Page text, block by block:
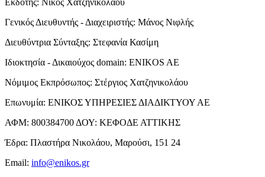
Εκδότης: Νίκος Χατζηνικολάου
Γενικός Διευθυντής - Διαχειριστής: Μάνος Νιφλής
Διευθύντρια Σύνταξης: Στεφανία Κασίμη
Ιδιοκτησία - Δικαιούχος domain: ENIKOS AE
Νόμιμος Εκπρόσωπος: Στέργιος Χατζηνικολάου
Επωνυμία: ΕΝΙΚΟΣ ΥΠΗΡΕΣΙΕΣ ΔΙΑΔΙΚΤΥΟΥ ΑΕ
ΑΦΜ: 800384700 ΔΟΥ: ΚΕΦΟΔΕ ΑΤΤΙΚΗΣ
Έδρα: Πλαστήρα Νικολάου, Μαρούσι, 151 24
Email: info@enikos.gr